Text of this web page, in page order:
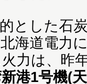
とした石
海道電力
力は、昨
港1号機(